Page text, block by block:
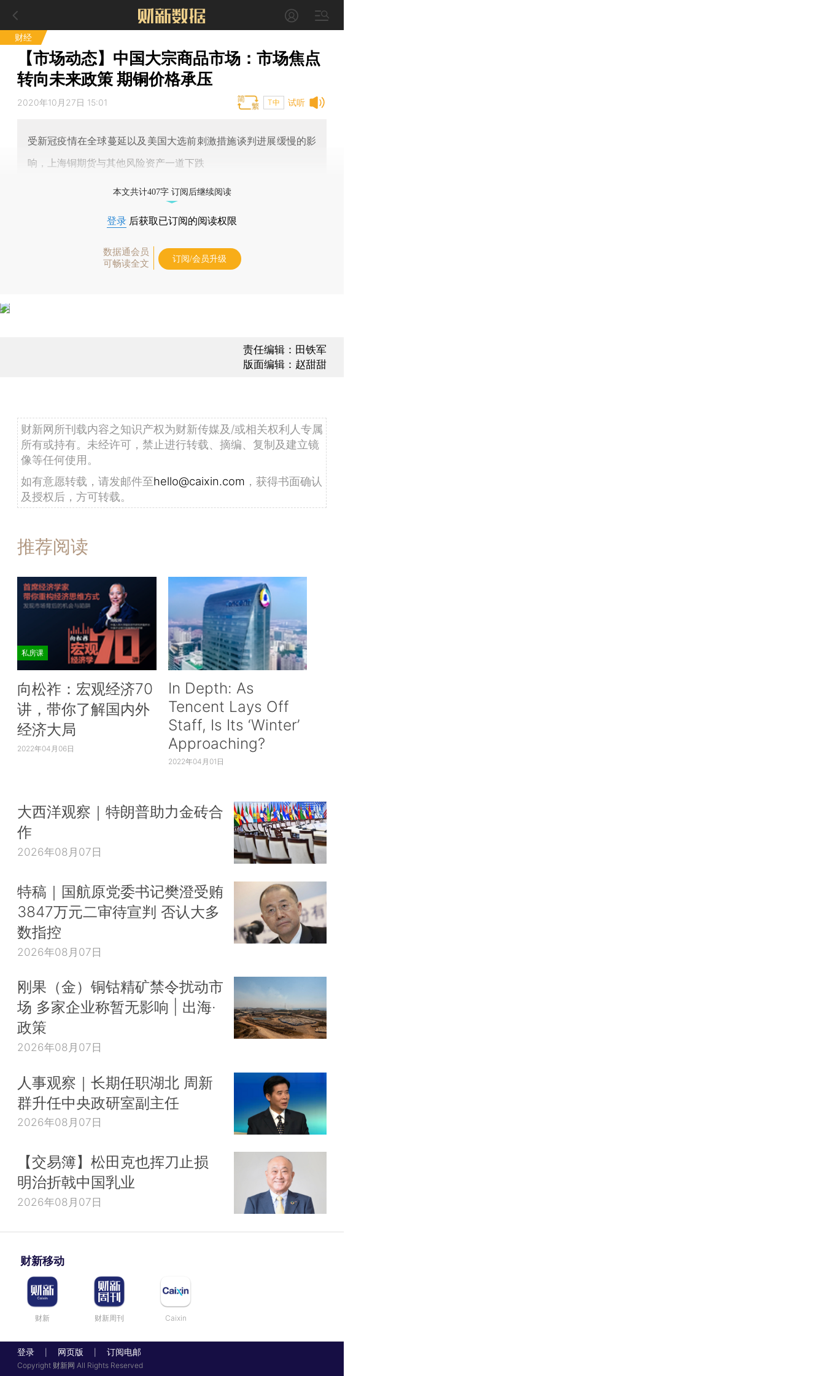
财经
【市场动态】中国大宗商品市场：市场焦点
转向未来政策 期铜价格承压
试听
2020年10月27日 15:01 T中
受新冠疫情在全球蔓延以及美国大选前刺激措施谈判进展缓慢的影
响，上海铜期货与其他风险资产一道下跌
本文共计407字 订阅后继续阅读
登录 后获取已订阅的阅读权限
数据通会员
可畅读全文
订阅/会员升级
责任编辑：田铁军
版面编辑：赵甜甜
财新网所刊载内容之知识产权为财新传媒及/或相关权利人专属
所有或持有。未经许可，禁止进行转载、摘编、复制及建立镜
像等任何使用。
如有意愿转载，请发邮件至hello@caixin.com ，获得书面确认
及授权后，方可转载。
推荐阅读
私房课
向松祚：宏观经济70
讲，带你了解国内外
经济大局
2022年04月06日
In Depth: As
Tencent Lays Off
Staff, Is Its ‘Winter’
Approaching?
2022年04月01日
大西洋观察｜特朗普助力金砖合
作
2026年08月07日
特稿｜国航原党委书记樊澄受贿
3847万元二审待宣判 否认大多
数指控
2026年08月07日
刚果（金）铜钴精矿禁令扰动市
场 多家企业称暂无影响 | 出海·
政策
2026年08月07日
人事观察｜长期任职湖北 周新
群升任中央政研室副主任
2026年08月07日
【交易簿】松田克也挥刀止损
明治折戟中国乳业
2026年08月07日
财新移动
财新 财新周刊 Caixin
登录 网页版 订阅电邮
Copyright 财新网 All Rights Reserved